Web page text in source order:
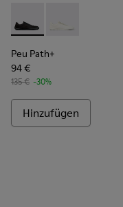
Peu Path+ -Peu Path+ -
Peu Path+
94 €
135 € -30%
Hinzufügen